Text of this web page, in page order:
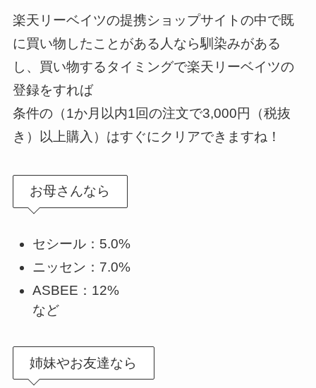
楽天リーベイツの提携ショップサイトの中で既
に買い物したことがある人なら馴染みがある
し、買い物するタイミングで楽天リーベイツの
登録をすれば
条件の（1か月以内1回の注文で3,000円（税抜
き）以上購入）はすぐにクリアできますね！
お母さんなら
セシール：5.0%
ニッセン：7.0%
ASBEE：12%
など
姉妹やお友達なら